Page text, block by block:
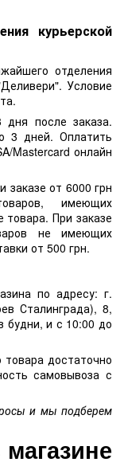
курьерской
отделения
Условие
после заказа.
3 дней. Оплатить
Mastercard онлайн
заказе от 6000 грн
имеющих
При заказе
не имеющих
от 500 грн.
по адресу: г.
Сталинграда), 8,
будни, и с 10:00 до
достаточно
самовывоза с
и мы подберем